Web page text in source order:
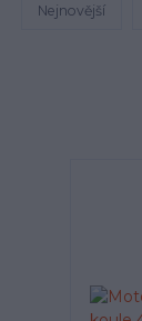
Nejnovější